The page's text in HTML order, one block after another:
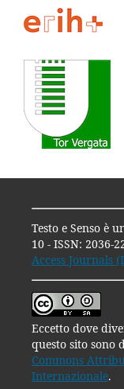
Testo e Senso è
10 - ISSN: 2036-
Access Journals
Eccetto dove
questo sito sono
Commons
Internazionale.